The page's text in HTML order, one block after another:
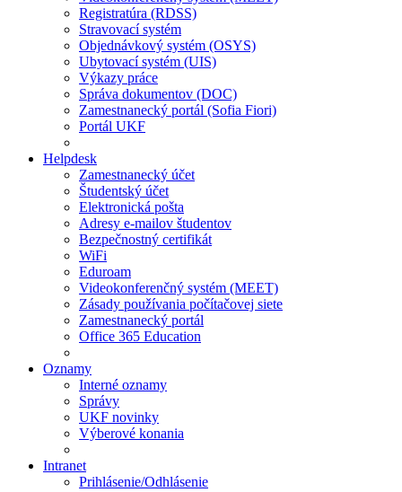
Registratúra (RDSS)
Stravovací systém
Objednávkový systém (OSYS)
Ubytovací systém (UIS)
Výkazy práce
Správa dokumentov (DOC)
Zamestnanecký portál (Sofia Fiori)
Portál UKF
Helpdesk
Zamestnanecký účet
Študentský účet
Elektronická pošta
Adresy e-mailov študentov
Bezpečnostný certifikát
WiFi
Eduroam
Videokonferenčný systém (MEET)
Zásady používania počítačovej siete
Zamestnanecký portál
Office 365 Education
Oznamy
Interné oznamy
Správy
UKF novinky
Výberové konania
Intranet
Prihlásenie/Odhlásenie